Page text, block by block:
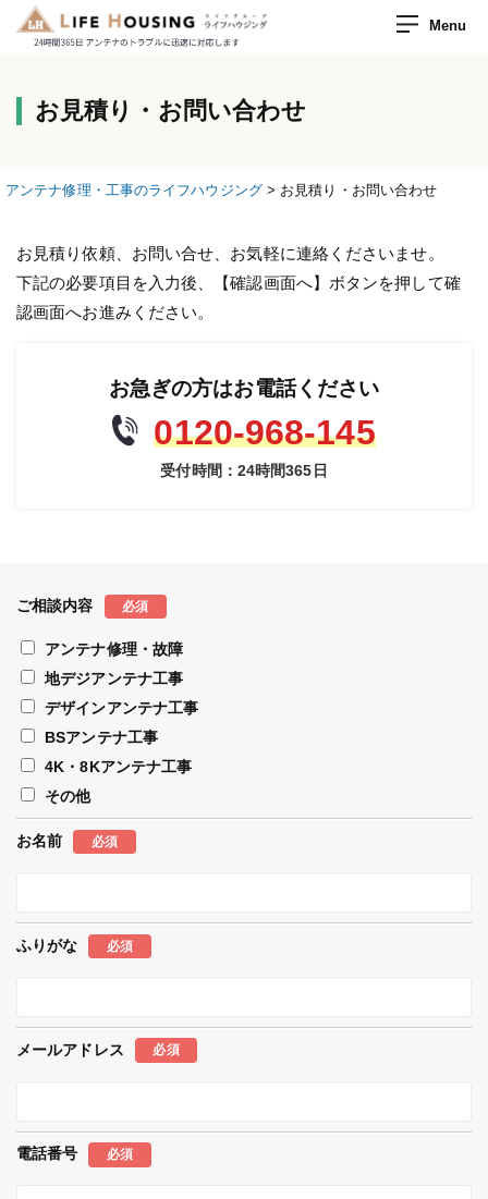
Menu
お見積り・お問い合わせ
アンテナ修理・工事のライフハウジング> お見積り・お問い合わせ
お見積り依頼、お問い合せ、お気軽に連絡くださいませ。
下記の必要項目を入力後、【確認画面へ】ボタンを押して確
認画面へお進みください。
お急ぎの方はお電話ください
0120-968-145
受付時間：24時間365日
ご相談内容 必須
アンテナ修理・故障
地デジアンテナ工事
デザインアンテナ工事
BSアンテナ工事
4K・8Kアンテナ工事
その他
お名前 必須
ふりがな 必須
メールアドレス 必須
電話番号 必須